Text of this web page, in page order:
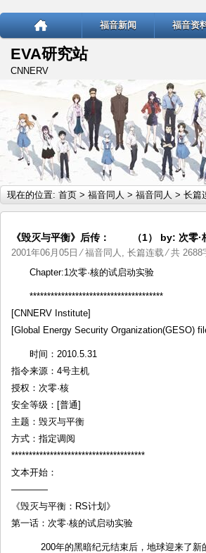
福音新闻 福音资
EVA研究站
CNNERV
现在的位置: 首页 > 福音同人 > 福音同人 > 长篇
《毁灭与平衡》后传： （1） by: 次零·
2001年06月05日 ⁄福音同人 , 长篇连载⁄ 共 2688
Chapter:1次零·核的试启动实验
**************************************
[CNNERV Institute]
[Global Energy Security Organization(GESO)
时间：2010.5.31
指令来源：4号主机
授权：次零·核
安全等级：[普通]
主题：毁灭与平衡
方式：指定调阅
**************************************
文本开始：
————
《毁灭与平衡：RS计划》
第一话：次零·核的试启动实验
200年的黑暗纪元结束后，地球迎来了新